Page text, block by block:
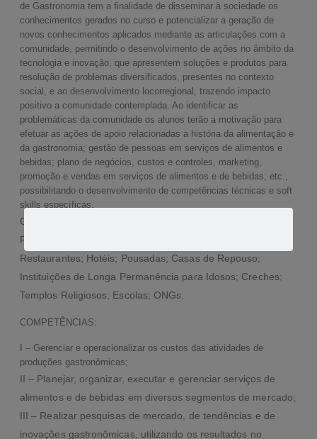
de Gastronomia tem a finalidade de disseminar à sociedade os
conhecimentos gerados no curso e potencializar a geração de
novos conhecimentos aplicados mediante as articulações com a
comunidade, permitindo o desenvolvimento de ações no âmbito da
tecnologia e inovação, que apresentem soluções e produtos para
resolução de problemas diversificados, presentes no contexto
social, e ao desenvolvimento locorregional, trazendo impacto
positivo a comunidade contemplada. Ao identificar as
problemáticas da comunidade os alunos terão a motivação para
efetuar as ações de apoio relacionadas a história da alimentação e
da gastronomia; gestão de pessoas em serviços de alimentos e
bebidas; plano de negócios, custos e controles, marketing,
promoção e vendas em serviços de alimentos e de bebidas; etc.,
possibilitando o desenvolvimento de competências técnicas e soft
skills específicas.
Os locais que poderão contemplar esse projeto são:
Parcerias com a Prefeitura; Associações de Bairros;
Restaurantes; Hotéis; Pousadas; Casas de Repouso;
Instituições de Longa Permanência para Idosos; Creches;
Templos Religiosos; Escolas; ONGs.
COMPETÊNCIAS:
I – Gerenciar e operacionalizar os custos das atividades de
produções gastronômicas;
II – Planejar, organizar, executar e gerenciar serviços de
alimentos e de bebidas em diversos segmentos de mercado;
III – Realizar pesquisas de mercado, de tendências e de
inovações gastronômicas, utilizando os resultados no